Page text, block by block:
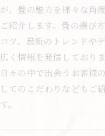
が、畳の魅力を様々な角
ご紹介します。畳の選び
コツ、最新のトレンドや
広く情報を発信しており
日々の中で出会うお客様
してのこだわりなどもご
す。